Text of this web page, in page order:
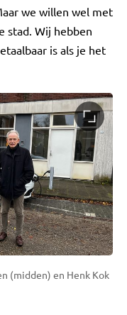
we willen wel met
stad. Wij hebben
is als je het
(midden) en Henk Kok